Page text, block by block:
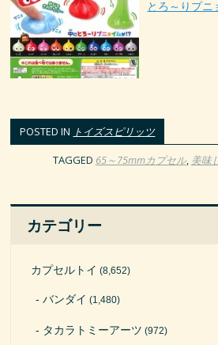
とろ～りプニ
POSTED IN トイズスピリッツ
TAGGED 65～75mmカプセル, 美味
カテゴリー
カプセルトイ (8,652)
バンダイ (1,480)
タカラトミーアーツ (972)